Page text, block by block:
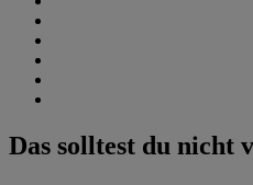
Das solltest du nicht